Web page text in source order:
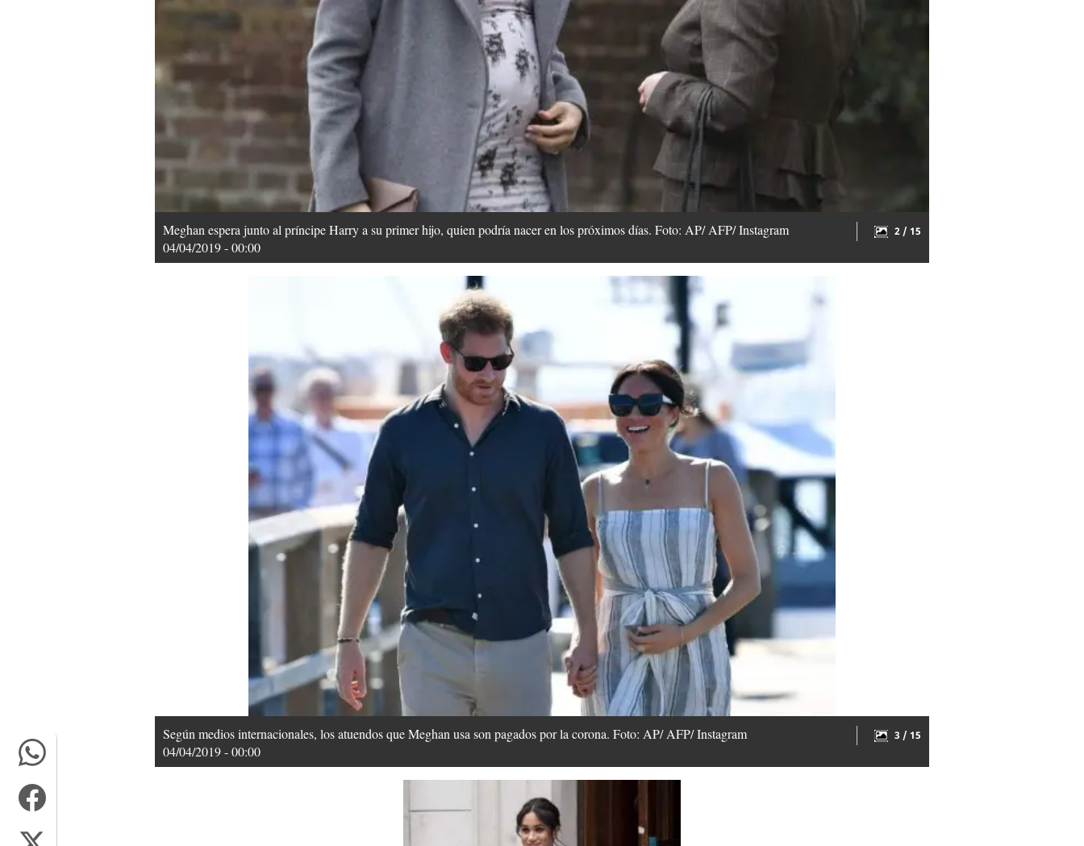
Meghan espera junto al príncipe Harry a su primer hijo, quien podría nacer en los próximos días. Foto: AP/ AFP/ Instagram
04/04/2019 - 00:00
2 / 15
Según medios internacionales, los atuendos que Meghan usa son pagados por la corona. Foto: AP/ AFP/ Instagram
04/04/2019 - 00:00
3 / 15